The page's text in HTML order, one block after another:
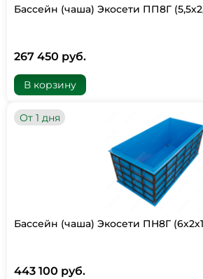
Бассейн (чаша) Экосети ПП8Г
267 450 руб.
В корзину
От 1 дня
Бассейн (чаша) Экосети ПН8Г
443 100 руб.